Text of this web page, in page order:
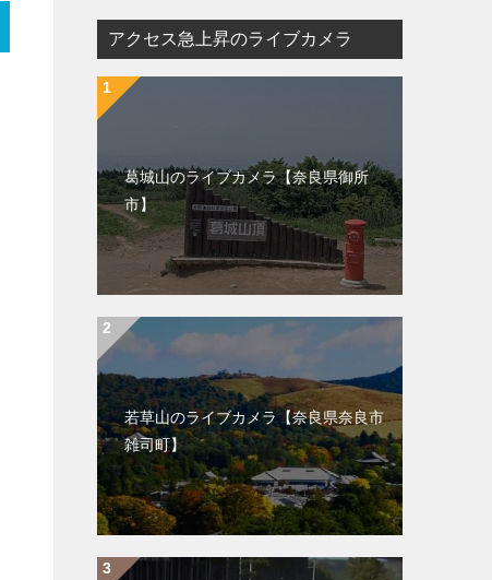
アクセス急上昇のライブカメラ
葛城山のライブカメラ【奈良県御所
市】
若草山のライブカメラ【奈良県奈良市
雑司町】